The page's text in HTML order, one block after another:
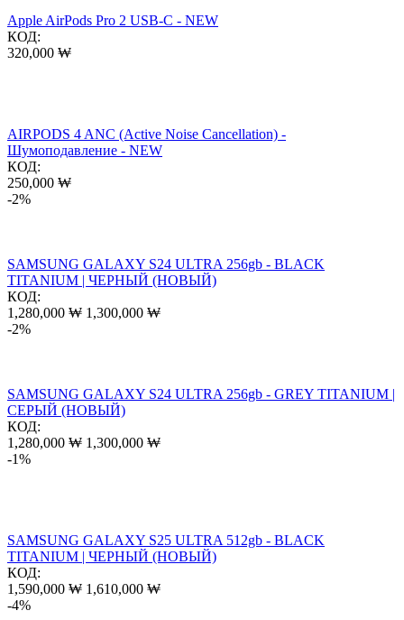
Apple AirPods Pro 2 USB-C - NEW
КОД:
320,000 ₩
AIRPODS 4 ANC (Active Noise Cancellation) -
Шумоподавление - NEW
КОД:
250,000 ₩
-2%
SAMSUNG GALAXY S24 ULTRA 256gb - BLACK
TITANIUM | ЧЕРНЫЙ (НОВЫЙ)
КОД:
1,280,000 ₩ 1,300,000 ₩
-2%
SAMSUNG GALAXY S24 ULTRA 256gb - GREY TITANIUM |
СЕРЫЙ (НОВЫЙ)
КОД:
1,280,000 ₩ 1,300,000 ₩
-1%
SAMSUNG GALAXY S25 ULTRA 512gb - BLACK
TITANIUM | ЧЕРНЫЙ (НОВЫЙ)
КОД:
1,590,000 ₩ 1,610,000 ₩
-4%